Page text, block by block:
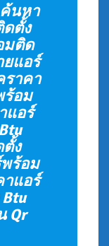
นหา
ตั้ง
มติด
ยแอร์
ราคา
ร้อม
แอร์
ง
ร้อม
าแอร์
Qr